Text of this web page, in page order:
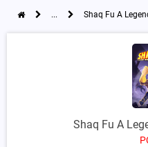
... Shaq Fu A
Shaq Fu A